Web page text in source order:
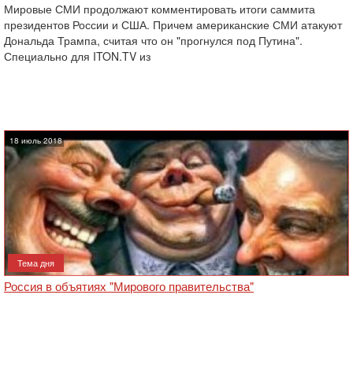
Мировые СМИ продолжают комментировать итоги саммита
президентов России и США. Причем американские СМИ атакуют
Дональда Трампа, считая что он "прогнулся под Путина".
Специально для ITON.TV из
18 июль 2018
Тема дня
Россия в объятиях "Мирового правительства"